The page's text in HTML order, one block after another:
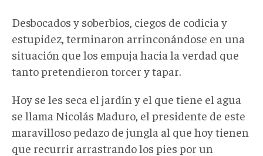
Desbocados y soberbios, ciegos de codicia y
estupidez, terminaron arrinconándose en una
situación que los empuja hacia la verdad que
tanto pretendieron torcer y tapar.
Hoy se les seca el jardín y el que tiene el agua
se llama Nicolás Maduro, el presidente de este
maravilloso pedazo de jungla al que hoy tienen
que recurrir arrastrando los pies por un